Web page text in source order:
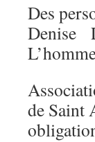
Des
Denise
de Saint